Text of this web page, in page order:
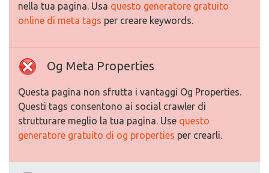
nella tua pagina. Usa questo generatore gratuito
online di meta tags per creare keywords.
Og Meta Properties
Questa pagina non sfrutta i vantaggi Og Properties.
Questi tags consentono ai social crawler di
strutturare meglio la tua pagina. Use questo
generatore gratuito di og properties per crearli.